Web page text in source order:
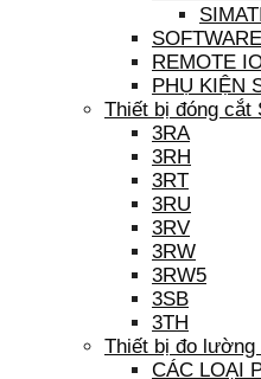
SOFTWARE
REMOTE
PHỤ KIỆN
Thiết bị đóng cắt
3RA
3RH
3RT
3RU
3RV
3RW
3RW5
3SB
3TH
Thiết bị đo lường
CÁC LOẠI